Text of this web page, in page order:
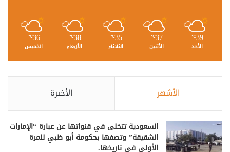
39
℃
الأحد
37
℃
الأثنين
35
℃
الثلاثاء
38
℃
الأربعاء
36
℃
الخميس
الأشهر الأخيرة
السعودية تتخلى في قنواتها عن عبارة “الإمارات
الشقيقة” وتصفها بحكومة أبو ظبي للمرة
الأولى في تاريخها.